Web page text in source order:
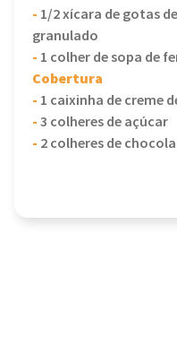
- 1/2 xícara de gotas
granulado
- 1 colher de sopa de
Cobertura
- 1 caixinha de creme
-3 colheres de açúcar
- 2 colheres de